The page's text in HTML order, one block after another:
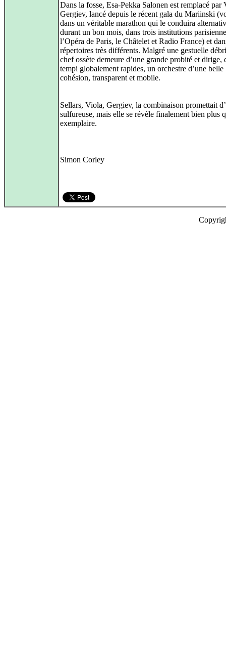
Dans la fosse, Esa-Pekka Salonen est remplacé par
Gergiev, lancé depuis le récent gala du Mariinski
dans un véritable marathon qui le conduira
durant un bon mois, dans trois institutions
l’Opéra de Paris, le Châtelet et Radio France) et
répertoires très différents. Malgré une gestuelle
chef ossète demeure d’une grande probité et dirige,
tempi globalement rapides, un orchestre d’une belle
cohésion, transparent et mobile.
Sellars, Viola, Gergiev, la combinaison promettait
sulfureuse, mais elle se révèle finalement bien plus
exemplaire.
Simon Corley